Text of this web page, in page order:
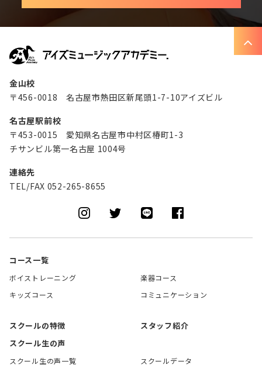
金山校
〒456-0018 名古屋市熱田区新尾頭1-7-10アイズビル
名古屋駅前校
〒453-0015 愛知県名古屋市中村区椿町1-3
チサンビル第一名古屋 1004号
連絡先
TEL/FAX 052-265-8655
コース一覧
ボイストレーニング
楽器コース
キッズコース
コミュニケーション
スクールの特徴
スタッフ紹介
スクール生の声
スクール生の声一覧 スクールデータ